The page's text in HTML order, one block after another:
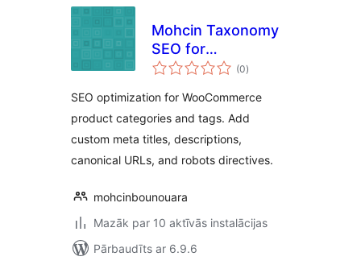
Mohcin Taxonomy
SEO for
WooCommerce
(0vērtējumu
kopsumma
)
SEO optimization for WooCommerce
product categories and tags. Add
custom meta titles, descriptions,
canonical URLs, and robots directives.
mohcinbounouara
Mazāk par 10 aktīvās instalācijas
Pārbaudīts ar 6.9.6